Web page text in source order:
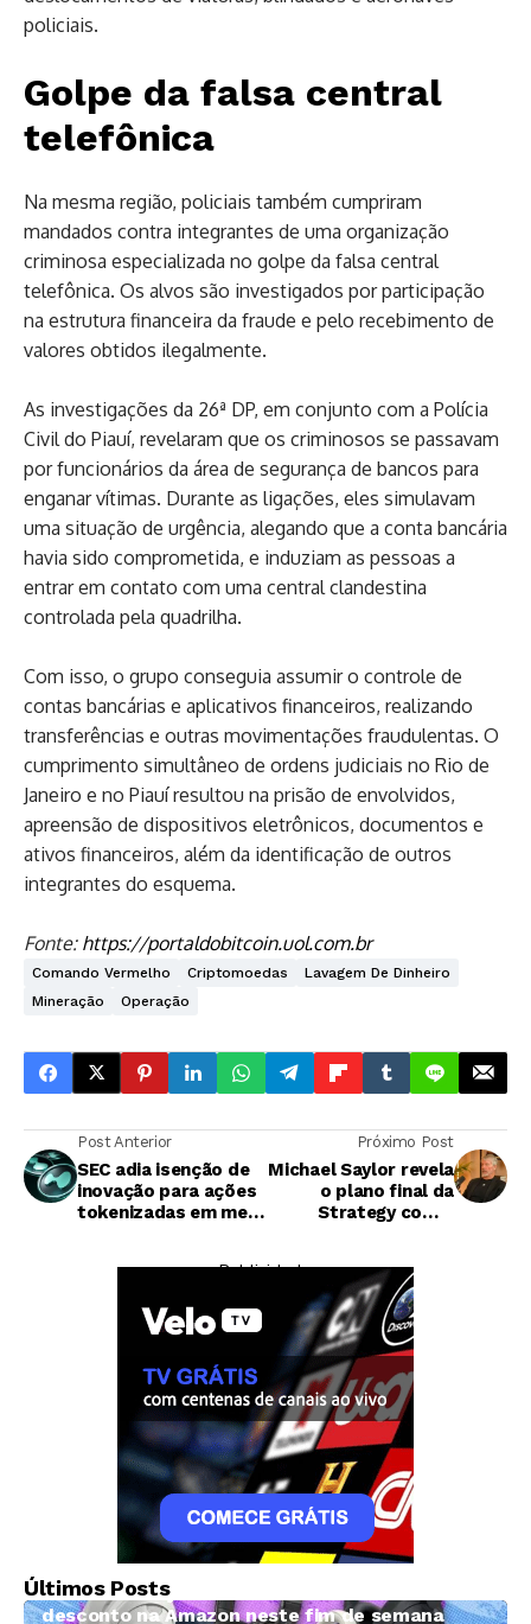
policiais.
Golpe da falsa central
telefônica
Na mesma região, policiais também cumpriram
mandados contra integrantes de uma organização
criminosa especializada no golpe da falsa central
telefônica. Os alvos são investigados por participação
na estrutura financeira da fraude e pelo recebimento de
valores obtidos ilegalmente.
As investigações da 26ª DP, em conjunto com a Polícia
Civil do Piauí, revelaram que os criminosos se passavam
por funcionários da área de segurança de bancos para
enganar vítimas. Durante as ligações, eles simulavam
uma situação de urgência, alegando que a conta bancária
havia sido comprometida, e induziam as pessoas a
entrar em contato com uma central clandestina
controlada pela quadrilha.
Com isso, o grupo conseguia assumir o controle de
contas bancárias e aplicativos financeiros, realizando
transferências e outras movimentações fraudulentas. O
cumprimento simultâneo de ordens judiciais no Rio de
Janeiro e no Piauí resultou na prisão de envolvidos,
apreensão de dispositivos eletrônicos, documentos e
ativos financeiros, além da identificação de outros
integrantes do esquema.
Fonte: https://portaldobitcoin.uol.com.br
Comando Vermelho Criptomoedas
Lavagem De Dinheiro
Mineração
Operação
Post Anterior
SEC adia isenção de
inovação para ações
tokenizadas em meio
Próximo Post
Michael Saylor revela
o plano final da
Strategy com o
digital
— Publicidade —
Últimos Posts
Fones da Sony têm até mais de 50% de
desconto na Amazon neste fim de semana